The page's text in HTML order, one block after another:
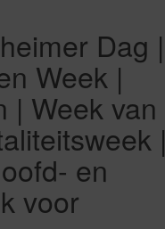
Dag |
Week |
| Week van
|
en
voor